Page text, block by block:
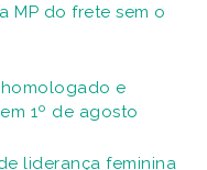
MP do frete sem o
e
1º de agosto
liderança feminina